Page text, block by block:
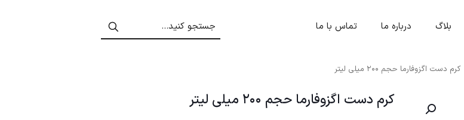
بلاگ درباره ما تماس با ما
کرم دست اگزوفارما حجم ۲۰۰ میلی لیتر
کرم دست اگزوفارما حجم ۲۰۰ میلی لیتر